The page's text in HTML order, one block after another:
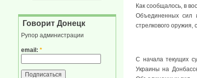
Как сообщалось, в
Объединенных сил
стрелкового
С начала текущих
Украины на
Говорит Донецк
Рупор администрации
email: *